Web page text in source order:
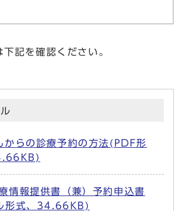
記を確認ください。
からの診療予約の方法(PDF形
情報提供書（兼）予約申込書
形式、34.66KB)